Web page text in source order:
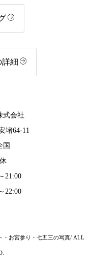
細
式会社
堵64-11
国
休
21:00
22:00
・お宮参り・七五三の写真/ ALL